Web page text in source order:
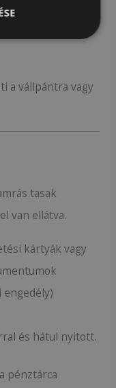
a vállpántra vagy
tasak
van ellátva.
kártyák vagy
engedély)
és hátul nyitott.
pénztárca